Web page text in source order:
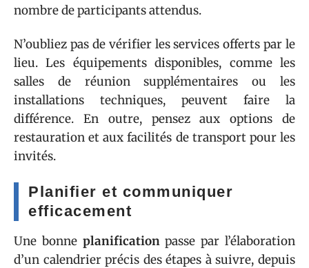
nombre de participants attendus.
N’oubliez pas de vérifier les services offerts par le
lieu. Les équipements disponibles, comme les
salles de réunion supplémentaires ou les
installations techniques, peuvent faire la
différence. En outre, pensez aux options de
restauration et aux facilités de transport pour les
invités.
Planifier et communiquer
efficacement
Une bonne planificationpasse par l’élaboration
d’un calendrier précis des étapes à suivre, depuis